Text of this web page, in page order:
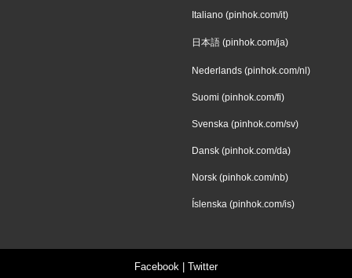
Italiano (pinhok.com/it)
日本語 (pinhok.com/ja)
Nederlands (pinhok.com/nl)
Suomi (pinhok.com/fi)
Svenska (pinhok.com/sv)
Dansk (pinhok.com/da)
Norsk (pinhok.com/nb)
Íslenska (pinhok.com/is)
Facebook Twitter